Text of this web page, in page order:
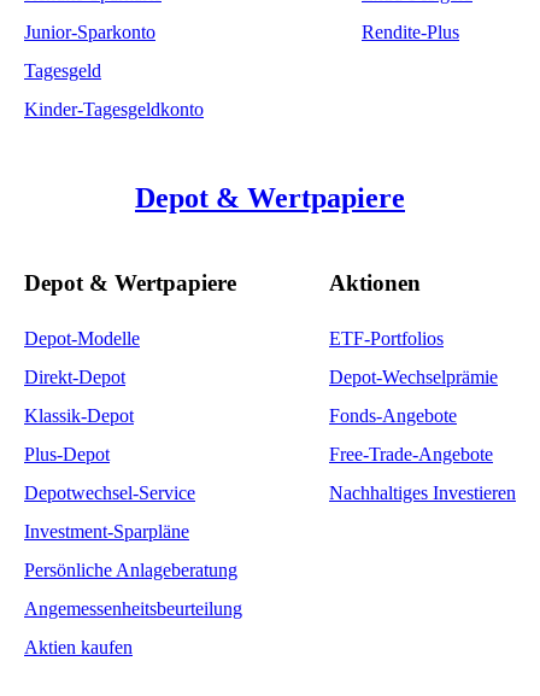
Junior-Sparkonto
Tagesgeld
Kinder-Tagesgeldkonto
Rendite-Plus
Depot & Wertpapiere
Depot & Wertpapiere
Depot-Modelle
Direkt-Depot
Klassik-Depot
Plus-Depot
Depotwechsel-Service
Investment-Sparpläne
Persönliche Anlageberatung
Angemessenheitsbeurteilung
Aktien kaufen
Aktionen
ETF-Portfolios
Depot-Wechselprämie
Fonds-Angebote
Free-Trade-Angebote
Nachhaltiges Investieren